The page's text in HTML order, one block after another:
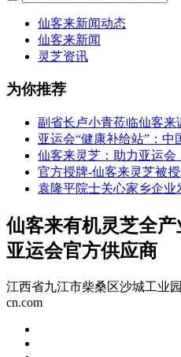
仙客来新闻动态
仙客来新闻
灵芝资讯
为你推荐
副省长卢小青莅临仙客来
亚运会“健康补给站”：
仙客来灵芝：助力亚运会
官方授牌-仙客来灵芝被
袁隆平院士关心家乡企业
仙客来有机灵芝全
亚运会官方供应商
江西省九江市柴桑区沙城工业
cn.com